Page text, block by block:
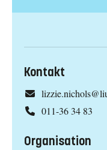
Kontakt
011-36 34 83
Organisation